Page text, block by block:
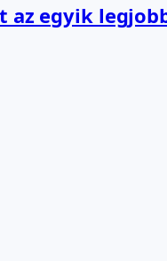
egyik